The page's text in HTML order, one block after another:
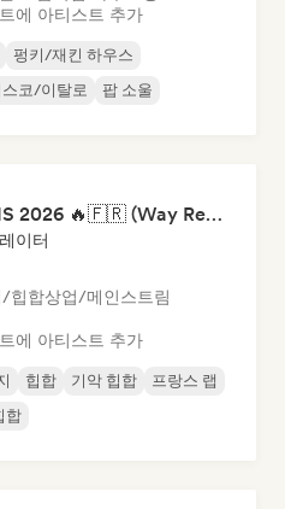
에 아티스트 추가
펑키/재킨 하우스
스코/이탈로 팝 소울
RAP FRANÇAIS 2026 🔥🇫🇷 (Way Records)
이터
/힙합상업/메인스트림
에 아티스트 추가
힙합 기악 힙합
프랑스 랩
합